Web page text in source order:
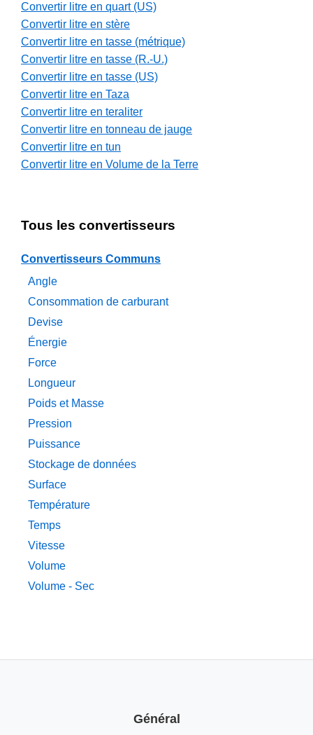
Convertir litre en quart (US)
Convertir litre en stère
Convertir litre en tasse (métrique)
Convertir litre en tasse (R.-U.)
Convertir litre en tasse (US)
Convertir litre en Taza
Convertir litre en teraliter
Convertir litre en tonneau de jauge
Convertir litre en tun
Convertir litre en Volume de la Terre
Tous les convertisseurs
Convertisseurs Communs
Angle
Consommation de carburant
Devise
Énergie
Force
Longueur
Poids et Masse
Pression
Puissance
Stockage de données
Surface
Température
Temps
Vitesse
Volume
Volume - Sec
Général